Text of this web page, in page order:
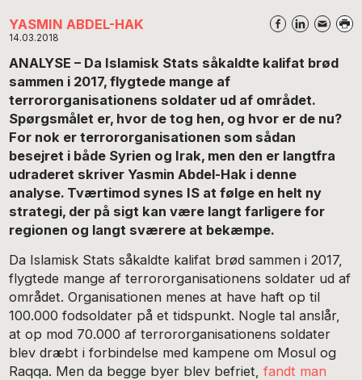
YASMIN ABDEL-HAK
14.03.2018
ANALYSE – Da Islamisk Stats såkaldte kalifat brød
sammen i 2017, flygtede mange af
terrororganisationens soldater ud af området.
Spørgsmålet er, hvor de tog hen, og hvor er de nu?
For nok er terrororganisationen som sådan
besejret i både Syrien og Irak, men den er langtfra
udraderet skriver Yasmin Abdel-Hak i denne
analyse. Tværtimod synes IS at følge en helt ny
strategi, der på sigt kan være langt farligere for
regionen og langt sværere at bekæmpe.
Da Islamisk Stats såkaldte kalifat brød sammen i 2017,
flygtede mange af terrororganisationens soldater ud af
området. Organisationen menes at have haft op til
100.000 fodsoldater på et tidspunkt. Nogle tal anslår,
at op mod 70.000 af terrororganisationens soldater
blev dræbt i forbindelse med kampene om Mosul og
Raqqa. Men da begge byer blev befriet,fandt man